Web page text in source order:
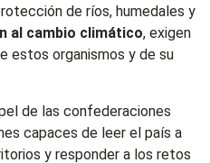
de ríos, humedales y
al cambio climático, exigen
estos organismos y de su
de las confederaciones
capaces de leer el país a
y responder a los retos